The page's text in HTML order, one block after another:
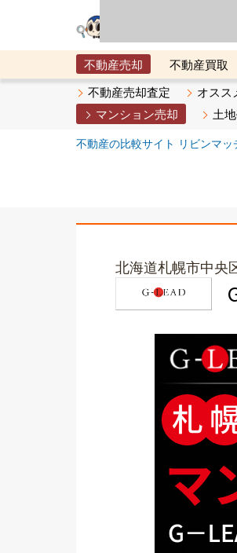
不動産売却 不動産買取
メタ住宅展示場
ベスト不
不動産売却査定 オスス
マンション売却
土
不動産の比較サイト リビンマッ
北海道札幌市中央